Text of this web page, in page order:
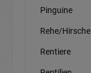
Pinguine
Rehe/Hirsche
Rentiere